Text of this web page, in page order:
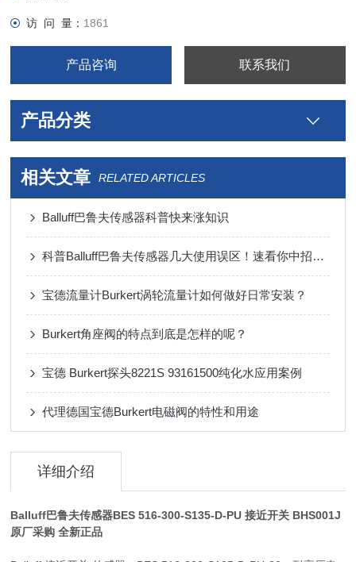
访 问 量： 1861
产品咨询 联系我们
产品分类
相关文章 RELATED ARTICLES
Balluff巴鲁夫传感器科普快来涨知识
科普Balluff巴鲁夫传感器几大使用误区！速看你中招了没！
宝德流量计Burkert涡轮流量计如何做好日常安装？
Burkert角座阀的特点到底是怎样的呢？
宝德 Burkert探头8221S 93161500纯化水应用案例
代理德国宝德Burkert电磁阀的特性和用途
详细介绍
Balluff巴鲁夫传感器BES 516-300-S135-D-PU 接近开关 BHS001J
原厂采购 全新正品